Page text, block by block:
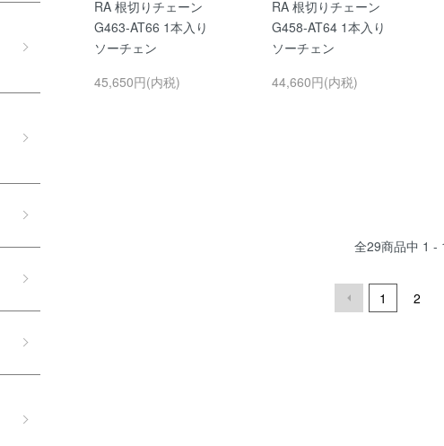
RA 根切りチェーン
G463-AT66 1本入り
ソーチェン
45,650円(内税)
RA 根切りチェーン
G458-AT64 1本入り
ソーチェン
44,660円(内税)
全29商品中 1 -
1 2